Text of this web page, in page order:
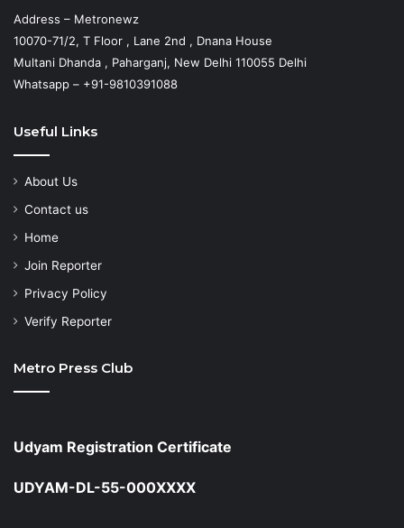
Address – Metronewz
10070-71/2, T Floor , Lane 2nd , Dnana House
Multani Dhanda , Paharganj, New Delhi 110055 Delhi
Whatsapp – +91-9810391088
Useful Links
About Us
Contact us
Home
Join Reporter
Privacy Policy
Verify Reporter
Metro Press Club
Udyam Registration Certificate
UDYAM-DL-55-000XXXX